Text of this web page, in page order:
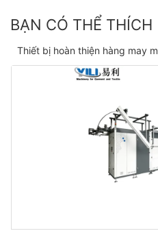
BẠN CÓ THỂ THÍCH
Thiết bị hoàn thiện hàng may